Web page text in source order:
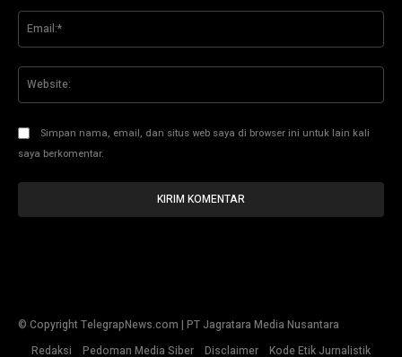
Simpan nama, email, dan situs web saya di browser ini untuk lain kali
saya berkomentar.
© Copyright TelegrapNews.com | PT Jagratara Media Nusantara
Redaksi
Pedoman Media Siber Disclaimer Kode Etik Jurnalistik